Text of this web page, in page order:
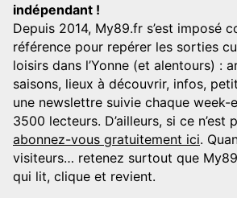
indépendant !
Depuis 2014, My89.fr s’est imposé
référence pour repérer les sorties
loisirs dans l’Yonne (et alentours) :
saisons, lieux à découvrir, infos,
une newslettre suivie chaque week-
3500 lecteurs. D’ailleurs, si ce n’est
abonnez-vous gratuitement ici.
visiteurs… retenez surtout que
qui lit, clique et revient.